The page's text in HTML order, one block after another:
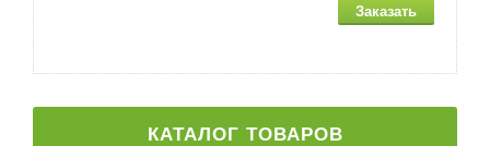
КАТАЛОГ ТОВАРОВ